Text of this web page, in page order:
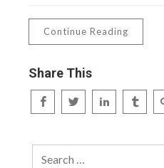
Continue Reading
Share This